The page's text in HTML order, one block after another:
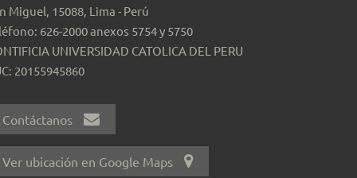
Miguel, 15088, Lima - Perú
626-2000 anexos 5754 y 5750
UNIVERSIDAD CATOLICA DEL PERU
20155945860
Contáctanos
Ver ubicación en Google Maps